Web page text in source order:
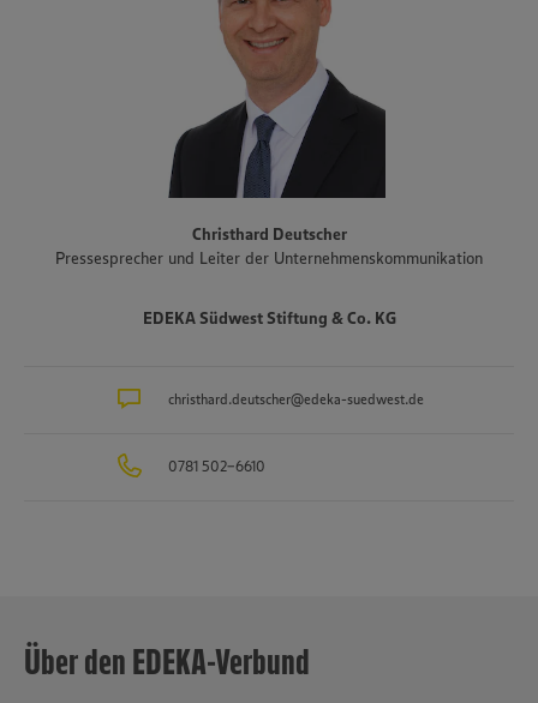
der Mineralbrunnen Schwarzwald-Sprudel, der Ortenauer
Weinkeller und der Fischwarenspezialist Frischkost. Einer der
Schwerpunkte des Sortiments der Märkte liegt auf Produkten aus
der Region. Im Rahmen der Regionalmarke „Unsere Heimat“
arbeitet EDEKA Südwest beispielsweise mit mehr als 1.500
Erzeugern und Lieferanten aus Bundesländern des Vertriebsgebiets
zusammen. Eine Auswahl an Partnerbetrieben der regionalen
Landwirtschaft im Überblick gibt es unter
Unternehmensverbund, inklusive des selbständigen Einzelhandels,
ist mit rund 47.000 Mitarbeitenden, darunter etwa 3.400
Arbeitgeber und Ausbilder in der Region. Insgesamt etwa 10.000
Mitarbeitende arbeiten an den Bedientheken für Fleisch und Wurst
Christhard Deutscher
Pressesprecher und Leiter der Unternehmenskommunikation
EDEKA Südwest Stiftung & Co. KG
christhard.deutscher@edeka-suedwest.de
0781 502-6610
Über den EDEKA-Verbund